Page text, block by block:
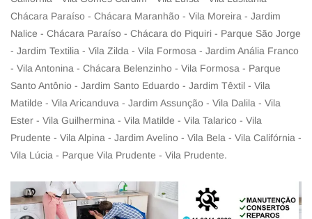
Chácara Paraíso - Chácara Maranhão - Vila Moreira - Jardim
Nalice - Chácara Paraíso - Chácara do Piquiri - Parque São Jorge
- Jardim Textilia - Vila Zilda - Vila Formosa - Jardim Anália Franco
- Vila Antonina - Chácara Belenzinho - Vila Formosa - Parque
Santo Antônio - Jardim Santo Eduardo - Jardim Têxtil - Vila
Matilde - Vila Aricanduva - Jardim Assunção - Vila Dalila - Vila
Ester - Vila Guilhermina - Vila Matilde - Vila Talarico - Vila
Prudente - Vila Alpina - Jardim Avelino - Vila Bela - Vila Califórnia -
Vila Lúcia - Parque Vila Prudente - Vila Prudente.